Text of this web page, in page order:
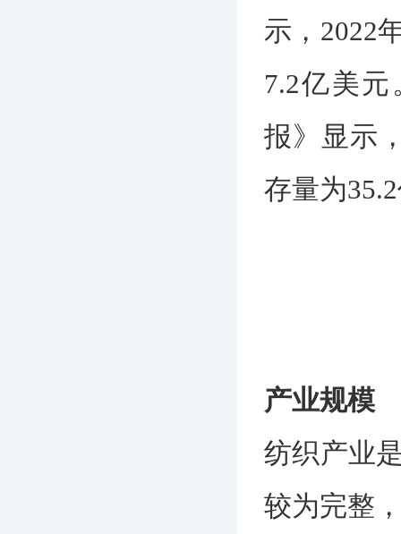
示，2022
7.2亿美
报》显示
存量为
产业规模
纺织产业
较为完整